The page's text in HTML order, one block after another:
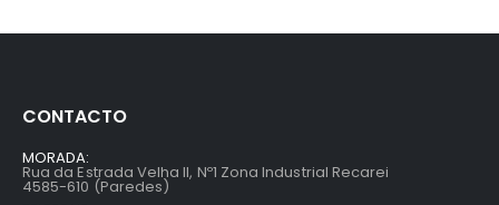
CONTACTO
MORADA:
Rua da Estrada Velha II, Nº1 Zona Industrial Recarei
4585-610 (Paredes)